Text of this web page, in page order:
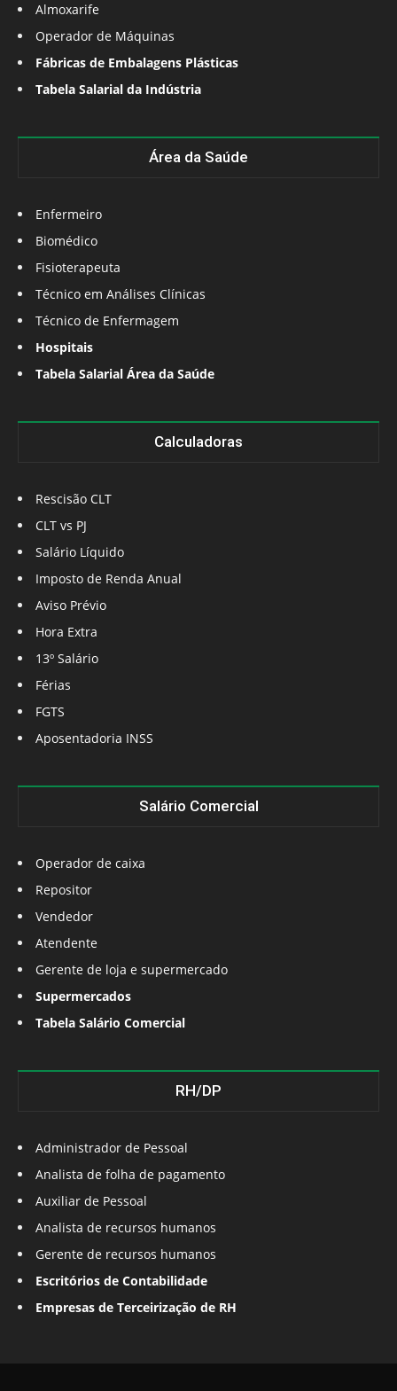
Almoxarife
Operador de Máquinas
Fábricas de Embalagens Plásticas
Tabela Salarial da Indústria
Área da Saúde
Enfermeiro
Biomédico
Fisioterapeuta
Técnico em Análises Clínicas
Técnico de Enfermagem
Hospitais
Tabela Salarial Área da Saúde
Calculadoras
Rescisão CLT
CLT vs PJ
Salário Líquido
Imposto de Renda Anual
Aviso Prévio
Hora Extra
13º Salário
Férias
FGTS
Aposentadoria INSS
Salário Comercial
Operador de caixa
Repositor
Vendedor
Atendente
Gerente de loja e supermercado
Supermercados
Tabela Salário Comercial
RH/DP
Administrador de Pessoal
Analista de folha de pagamento
Auxiliar de Pessoal
Analista de recursos humanos
Gerente de recursos humanos
Escritórios de Contabilidade
Empresas de Terceirização de RH